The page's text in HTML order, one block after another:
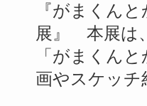
『がまくん
展』 本展は
「がまくん
画やスケッチ